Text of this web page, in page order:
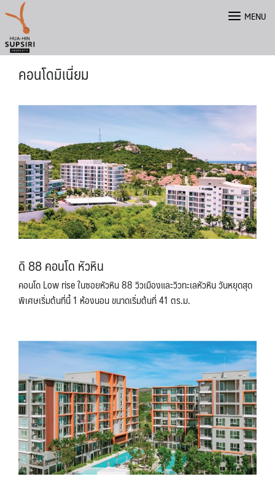
content
English
简体中文
MENU
คอนโดมิเนี่ยม
ดิ 88 คอนโด หัวหิน
คอนโด Low rise ในซอยหัวหิน 88 วิวเมืองและวิวทะเลหัวหิน วันหยุดสุด
พิเศษเริ่มต้นที่นี้ 1 ห้องนอน ขนาดเริ่มต้นที่ 41 ตร.ม.